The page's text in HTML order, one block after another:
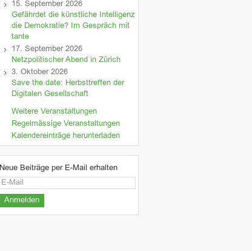
15. September 2026
Gefährdet die künstliche Intelligenz
die Demokratie? Im Gespräch mit
tante
17. September 2026
Netzpolitischer Abend in Zürich
3. Oktober 2026
Save the date: Herbsttreffen der
Digitalen Gesellschaft
Weitere Veranstaltungen
Regelmässige Veranstaltungen
Kalendereinträge herunterladen
Neue Beiträge per E-Mail erhalten